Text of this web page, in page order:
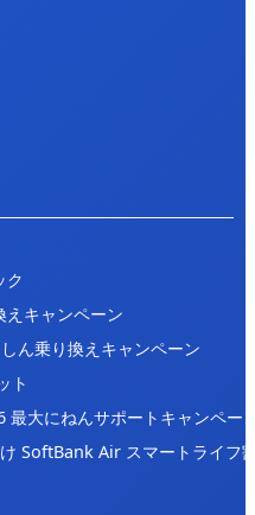
されました。
安い！コスパの良いお
ご紹介！
ク
えキャンペーン
ん乗り換えキャンペーン
ト
最大にねんサポートキャンペー
SoftBank Air スマートライフ